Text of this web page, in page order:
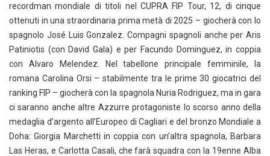
recordman mondiale di titoli nel CUPRA FIP Tour, 12, di cinque
ottenuti in una straordinaria prima metà di 2025 – giocherà con lo
spagnolo José Luis Gonzalez. Compagni spagnoli anche per Aris
Patiniotis (con David Gala) e per Facundo Dominguez, in coppia
con Alvaro Melendez. Nel tabellone principale femminile, la
romana Carolina Orsi – stabilmente tra le prime 30 giocatrici del
ranking FIP – giocherà con la spagnola Nuria Rodriguez, ma in gara
ci saranno anche altre Azzurre protagoniste lo scorso anno della
medaglia d’argento all’Europeo di Cagliari e del bronzo Mondiale a
Doha: Giorgia Marchetti in coppia con un’altra spagnola, Barbara
Las Heras, e Carlotta Casali, che farà squadra con la 19enne Alba